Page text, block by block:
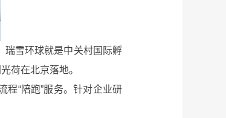
雪环球就是中关村国际孵
荷在北京落地。
“陪跑”服务。针对企业研